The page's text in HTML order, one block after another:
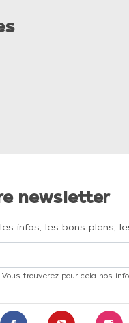
newsletter
infos, les bons plans,
trouverez pour cela nos